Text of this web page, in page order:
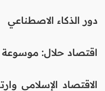
دور الذكاء الاصطناعي
اقتصاد حلال:
الاقتصاد الإسلامي